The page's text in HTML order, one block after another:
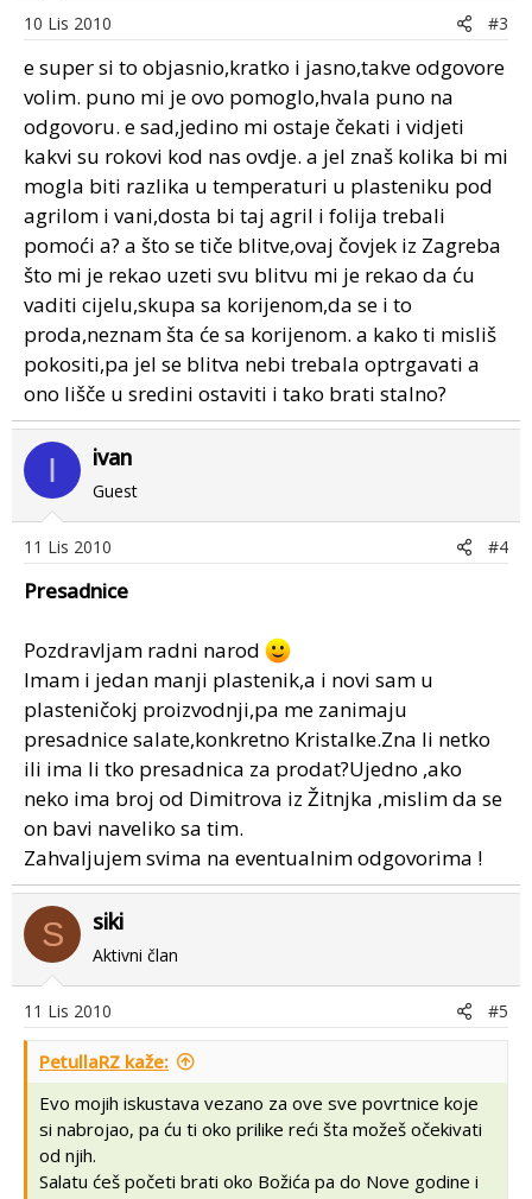
o
n
s
10 Lis 2010 #3
e super si to objasnio,kratko i jasno,takve odgovore
volim. puno mi je ovo pomoglo,hvala puno na
odgovoru. e sad,jedino mi ostaje čekati i vidjeti
kakvi su rokovi kod nas ovdje. a jel znaš kolika bi mi
mogla biti razlika u temperaturi u plasteniku pod
agrilom i vani,dosta bi taj agril i folija trebali
pomoći a? a što se tiče blitve,ovaj čovjek iz Zagreba
što mi je rekao uzeti svu blitvu mi je rekao da ću
vaditi cijelu,skupa sa korijenom,da se i to
proda,neznam šta će sa korijenom. a kako ti misliš
pokositi,pa jel se blitva nebi trebala optrgavati a
ono lišče u sredini ostaviti i tako brati stalno?
I ivan
Guest
11 Lis 2010 #4
Presadnice
Pozdravljam radni narod
Imam i jedan manji plastenik,a i novi sam u
plasteničokj proizvodnji,pa me zanimaju
presadnice salate,konkretno Kristalke.Zna li netko
ili ima li tko presadnica za prodat?Ujedno ,ako
neko ima broj od Dimitrova iz Žitnjka ,mislim da se
on bavi naveliko sa tim.
Zahvaljujem svima na eventualnim odgovorima !
S siki
Aktivni član
11 Lis 2010 #5
PetullaRZ kaže:
Evo mojih iskustava vezano za ove sve povrtnice koje
si nabrojao, pa ću ti oko prilike reći šta možeš očekivati
od njih.
Salatu ćeš početi brati oko Božića pa do Nove godine i